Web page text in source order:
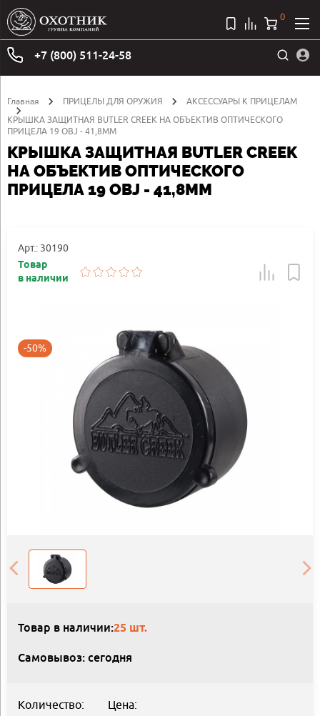
+7 (800) 511-24-58
0
Главная ПРИЦЕЛЫ ДЛЯ ОРУЖИЯ
АКСЕССУАРЫ К ПРИЦЕЛАМ
КРЫШКА ЗАЩИТНАЯ BUTLER CREEK НА ОБЪЕКТИВ ОПТИЧЕСКОГО
ПРИЦЕЛА 19 OBJ - 41,8ММ
КРЫШКА ЗАЩИТНАЯ BUTLER CREEK
НА ОБЪЕКТИВ ОПТИЧЕСКОГО
ПРИЦЕЛА 19 OBJ - 41,8ММ
Арт.: 30190
Товар
в наличии
-50%
Товар в наличии:25 шт.
Самовывоз: сегодня
Количество: Цена: